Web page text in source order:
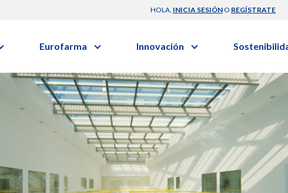
HOLA, INICIA SESIÓNO REGÍSTRATE
Eurofarma
Actuación
Trabaje Con Nosotros
Certificaciones
Comunicados
Premios y Reconocimientos
Programa de Visitas
Dónde Estamos
Innovación
Nuevos Negocios
Investigación Clínica
Investigación y Desarrollo
Profesionales de Salud | EurON Pro
Gobierno Corporativo
Informe de Sostenibilidad
Responsabilidad Compartida
Balance Financiero